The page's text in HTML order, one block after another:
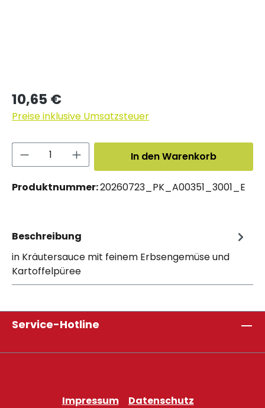
Regulärer Preis:
10,65 €
Preise inklusive Umsatzsteuer
Produkt Anzahl: Gib den
In den Warenkorb
Produktnummer:20260723_PK_A00351_3001_E
Beschreibung
in Kräutersauce mit feinem Erbsengemüse und
Kartoffelpüree
Service-Hotline
Impressum
Datenschutz